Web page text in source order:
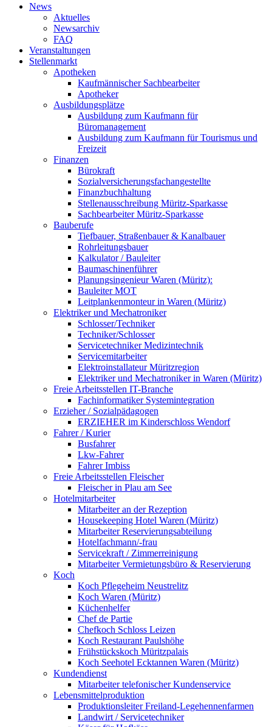
News
Aktuelles
Newsarchiv
FAQ
Veranstaltungen
Stellenmarkt
Apotheken
Kaufmännischer Sachbearbeiter
Apotheker
Ausbildungsplätze
Ausbildung zum Kaufmann für
Büromanagement
Ausbildung zum Kaufmann für Tourismus und
Freizeit
Finanzen
Bürokraft
Sozialversicherungsfachangestellte
Finanzbuchhaltung
Stellenausschreibung Müritz-Sparkasse
Sachbearbeiter Müritz-Sparkasse
Bauberufe
Tiefbauer, Straßenbauer & Kanalbauer
Rohrleitungsbauer
Kalkulator / Bauleiter
Baumaschinenführer
Planungsingenieur Waren (Müritz):
Bauleiter MOT
Leitplankenmonteur in Waren (Müritz)
Elektriker und Mechatroniker
Schlosser/Techniker
Techniker/Schlosser
Servicetechniker Medizintechnik
Servicemitarbeiter
Elektroinstallateur Müritzregion
Elektriker und Mechatroniker in Waren (Müritz)
Freie Arbeitsstellen IT-Branche
Fachinformatiker Systemintegration
Erzieher / Sozialpädagogen
ERZIEHER im Kinderschloss Wendorf
Fahrer / Kurier
Busfahrer
Lkw-Fahrer
Fahrer Imbiss
Freie Arbeitsstellen Fleischer
Fleischer in Plau am See
Hotelmitarbeiter
Mitarbeiter an der Rezeption
Housekeeping Hotel Waren (Müritz)
Mitarbeiter Reservierungsabteilung
Hotelfachmann/-frau
Servicekraft / Zimmerreinigung
Mitarbeiter Vermietungsbüro & Reservierung
Koch
Koch Pflegeheim Neustrelitz
Koch Waren (Müritz)
Küchenhelfer
Chef de Partie
Chefkoch Schloss Leizen
Koch Restaurant Paulshöhe
Frühstückskoch Müritzpalais
Koch Seehotel Ecktannen Waren (Müritz)
Kundendienst
Mitarbeiter telefonischer Kundenservice
Lebensmittelproduktion
Produktionsleiter Freiland-Legehennenfarmen
Landwirt / Servicetechniker